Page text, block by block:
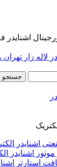
اشنایدر
جستجو
اشنایدر
موتور اشنایدر
استارتر